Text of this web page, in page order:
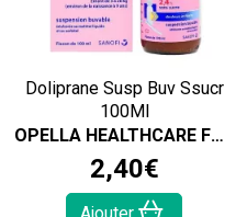
Doliprane Susp Buv Ssucr
100Ml
OPELLA HEALTHCARE FRANCE SAS
2,40€